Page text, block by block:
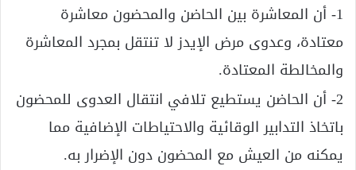
1- أن المعاشرة بين الحاضن والمحضون معاشرة
معتادة، وعدوى مرض الإيدز لا تنتقل بمجرد المعاشرة
والمخالطة المعتادة.
2- أن الحاضن يستطيع تلافي انتقال العدوى للمحضون
باتخاذ التدابير الوقائية والاحتياطات الإضافية مما
يمكنه من العيش مع المحضون دون الإضرار به.